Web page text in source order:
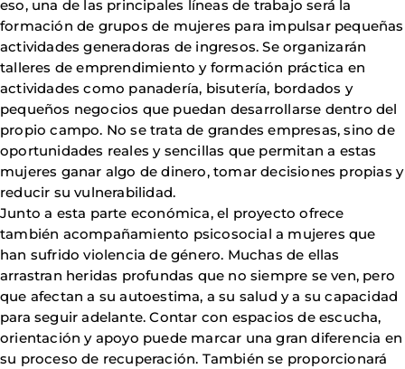
eso, una de las principales líneas de trabajo será la
formación de grupos de mujeres para impulsar pequeñas
actividades generadoras de ingresos. Se organizarán
talleres de emprendimiento y formación práctica en
actividades como panadería, bisutería, bordados y
pequeños negocios que puedan desarrollarse dentro del
propio campo. No se trata de grandes empresas, sino de
oportunidades reales y sencillas que permitan a estas
mujeres ganar algo de dinero, tomar decisiones propias y
reducir su vulnerabilidad.
Junto a esta parte económica, el proyecto ofrece
también acompañamiento psicosocial a mujeres que
han sufrido violencia de género. Muchas de ellas
arrastran heridas profundas que no siempre se ven, pero
que afectan a su autoestima, a su salud y a su capacidad
para seguir adelante. Contar con espacios de escucha,
orientación y apoyo puede marcar una gran diferencia en
su proceso de recuperación. También se proporcionará